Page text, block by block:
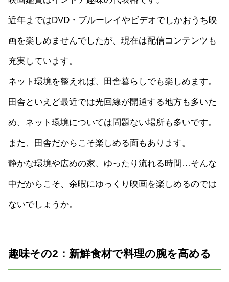
近年まではDVD・ブルーレイやビデオでしかおうち映
画を楽しめませんでしたが、現在は配信コンテンツも
充実しています。
ネット環境を整えれば、田舎暮らしでも楽しめます。
田舎といえど最近では光回線が開通する地方も多いた
め、ネット環境については問題ない場所も多いです。
また、田舎だからこそ楽しめる面もあります。
静かな環境や広めの家、ゆったり流れる時間…そんな
中だからこそ、余暇にゆっくり映画を楽しめるのでは
ないでしょうか。
趣味その2：新鮮食材で料理の腕を高める